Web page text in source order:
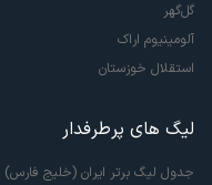
گل‌گهر
آلومینیوم اراک
استقلال خوزستان
لیگ های پرطرفدار
جدول لیگ برتر ایران (خلیج فارس)